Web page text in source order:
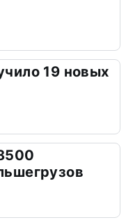
19 новых